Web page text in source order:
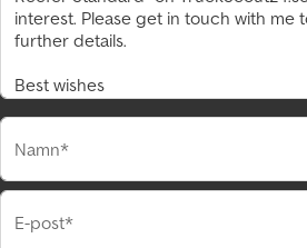
Namn*
E-post*